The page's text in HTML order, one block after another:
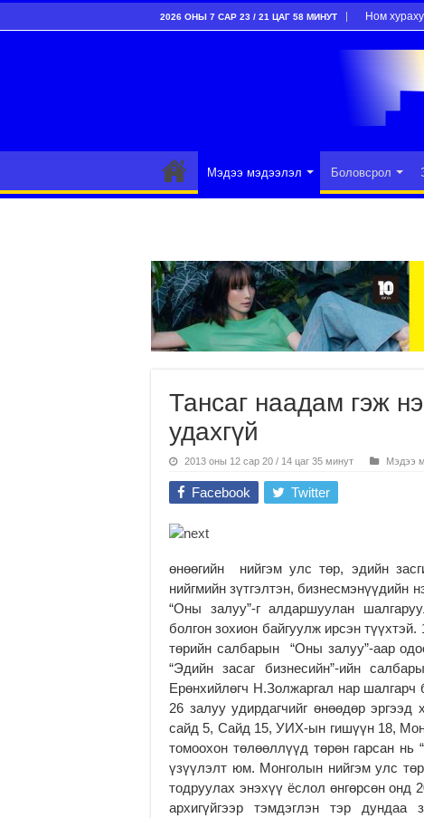
2026 ОНЫ 7 САР 23 / 21 ЦАГ 58 МИНУТ Ном
Мэдээ мэдээлэл Боловсрол
Тансаг наадам гэж
удахгүй
2013 оны 12 сар 20 / 14 цаг 35 минут Мэдээ
Facebook Twitter
өнөөгийн нийгэм улс төр, эдийн
нийгмийн зүтгэлтэн, бизнесмэнүүдийн
“Оны залуу”-г алдаршуулан
болгон зохион байгуулж ирсэн
төрийн салбарын “Оны залуу”-аар
“Эдийн засаг бизнесийн”-ийн
Ерөнхийлөгч Н.Золжаргал нар
26 залуу удирдагчийг өнөөдөр
сайд 5, Сайд 15, УИХ-ын гишүүн 18,
томоохон төлөөллүүд төрөн гарсан нь
үзүүлэлт юм. Монголын нийгэм улс
тодруулах энэхүү ёслол өнгөрсөн онд
архигүйгээр тэмдэглэн тэр